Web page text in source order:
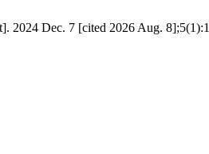
2024 Dec. 7 [cited 2026 Aug.